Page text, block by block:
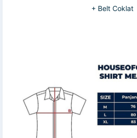
+ Belt Coklat